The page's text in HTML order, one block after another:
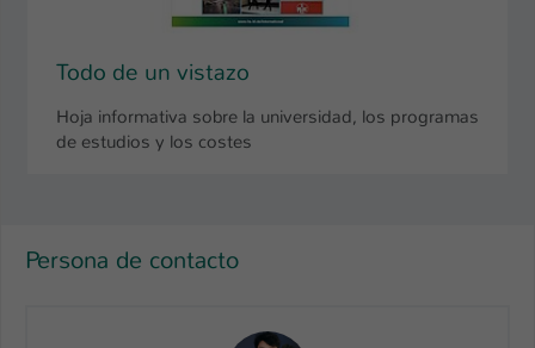
Todo de un vistazo
Hoja informativa sobre la universidad, los programas
de estudios y los costes
Persona de contacto